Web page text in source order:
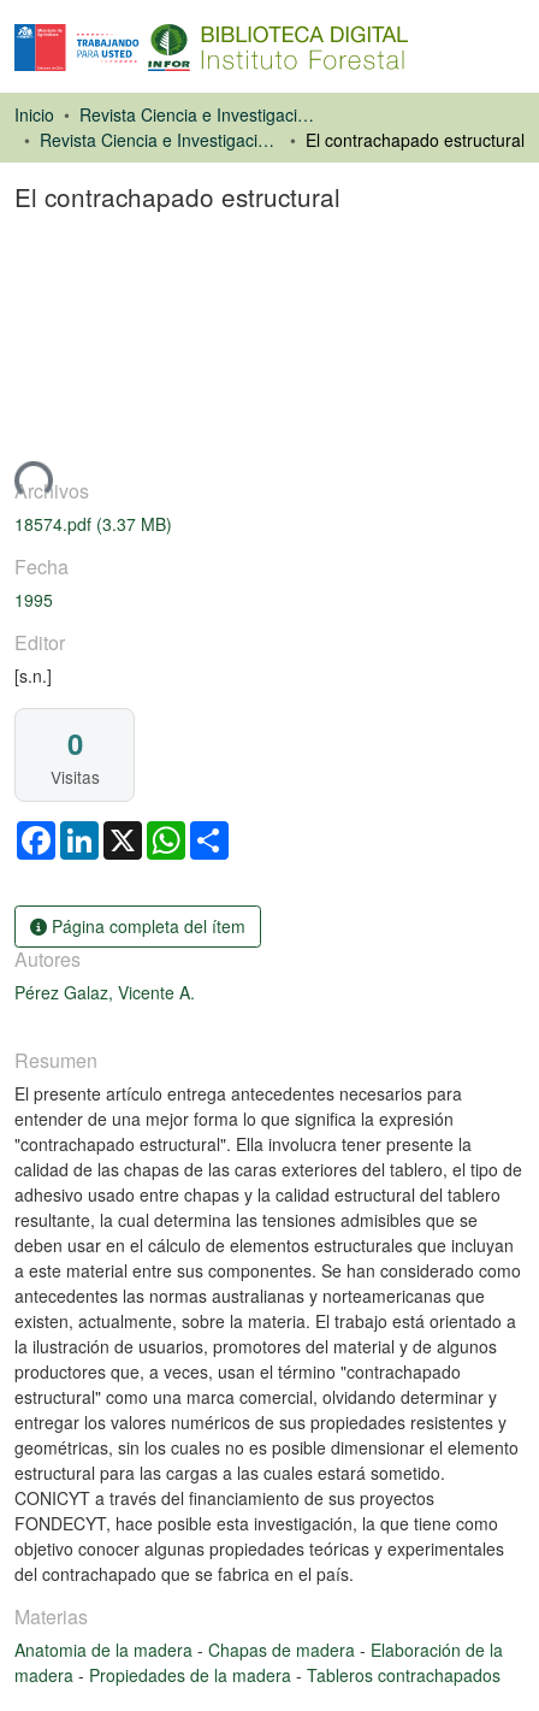
Inicio
Revista Ciencia e Investigación Forestal (CIFOR)
Revista Ciencia e Investigación Forestal
El contrachapado estructural
El contrachapado estructural
Archivos
18574.pdf (3.37 MB)
Fecha
1995
Editor
[s.n.]
0
Visitas
FacebookLinkedIn
X WhatsApp
Página completa del ítem
Autores
Pérez Galaz, Vicente A.
Resumen
El presente artículo entrega antecedentes necesarios para
entender de una mejor forma lo que significa la expresión
"contrachapado estructural". Ella involucra tener presente la
calidad de las chapas de las caras exteriores del tablero, el tipo de
adhesivo usado entre chapas y la calidad estructural del tablero
resultante, la cual determina las tensiones admisibles que se
deben usar en el cálculo de elementos estructurales que incluyan
a este material entre sus componentes. Se han considerado como
antecedentes las normas australianas y norteamericanas que
existen, actualmente, sobre la materia. El trabajo está orientado a
la ilustración de usuarios, promotores del material y de algunos
productores que, a veces, usan el término "contrachapado
estructural" como una marca comercial, olvidando determinar y
entregar los valores numéricos de sus propiedades resistentes y
geométricas, sin los cuales no es posible dimensionar el elemento
estructural para las cargas a las cuales estará sometido.
CONICYT a través del financiamiento de sus proyectos
FONDECYT, hace posible esta investigación, la que tiene como
objetivo conocer algunas propiedades teóricas y experimentales
del contrachapado que se fabrica en el país.
Materias
Anatomia de la madera - Chapas de madera - Elaboración de la
madera - Propiedades de la madera - Tableros contrachapados